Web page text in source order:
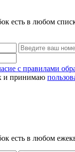
есть в любом
с правилами
и принимаю
есть в любом